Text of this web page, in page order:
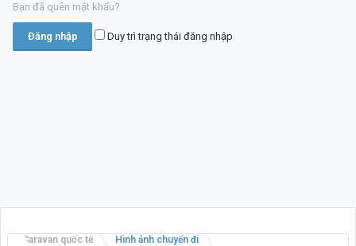
Bạn đã quên mật khẩu?
Duy trì trạng thái đăng nhập
Caravan quốc tế Hình ảnh chuyến đi